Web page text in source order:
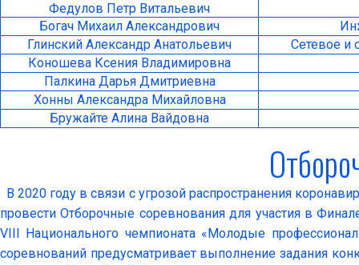
Федулов Петр Витальевич
Богач Михаил Александрович
Глинский Александр Анатольевич
Сетевое и
Коношева Ксения Владимировна
Палкина Дарья Дмитриевна
Хонны Александра Михайловна
Бружайте Алина Вайдовна
В 2020 году в связи с угрозой распространения
провести Отборочные соревнования для участия в
VIII Национального чемпионата «Молодые
соревнований предусматривает выполнение задания